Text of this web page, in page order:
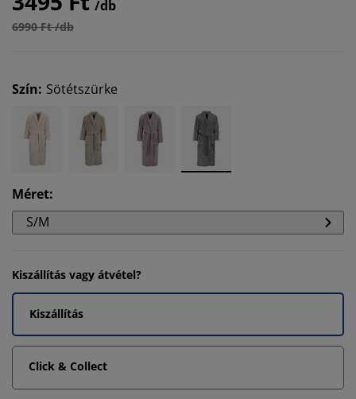
/db
6990 Ft /db
Szín: Sötétszürke
Méret:
S/M
Kiszállítás vagy átvétel?
Kiszállítás
Click & Collect